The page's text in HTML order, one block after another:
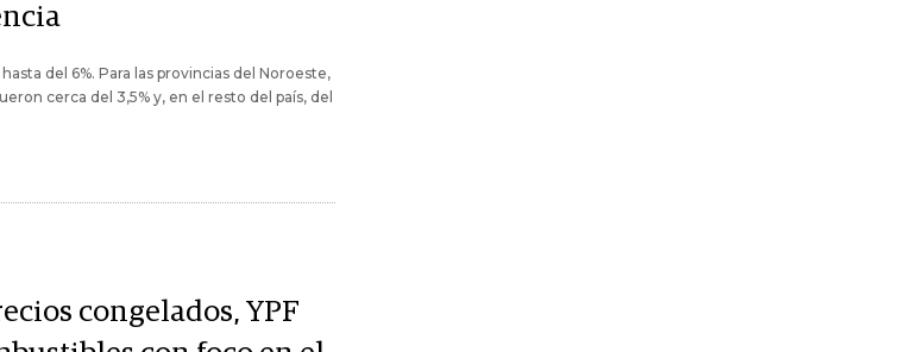
del 6%. Para las provincias del Noroeste,
cerca del 3,5% y, en el resto del país, del
congelados, YPF